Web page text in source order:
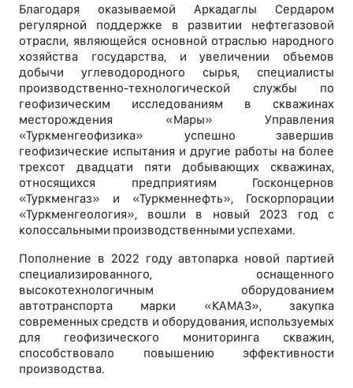
Благодаря оказываемой Аркадаглы Сердаром
регулярной поддержке в развитии нефтегазовой
отрасли, являющейся основной отраслью народного
хозяйства государства, и увеличении объемов
добычи углеводородного сырья, специалисты
производственно-технологической службы по
геофизическим исследованиям в скважинах
месторождения «Мары» Управления
«Туркменгеофизика» успешно завершив
геофизические испытания и другие работы на более
трехсот двадцати пяти добывающих скважинах,
относящихся предприятиям Госконцернов
«Туркменгаз» и «Туркменнефть», Госкорпорации
«Туркменгеология», вошли в новый 2023 год с
колоссальными производственными успехами.
Пополнение в 2022 году автопарка новой партией
специализированного, оснащенного
высокотехнологичным оборудованием
автотранспорта марки «КАМАЗ», закупка
современных средств и оборудования, используемых
для геофизического мониторинга скважин,
способствовало повышению эффективности
производства.